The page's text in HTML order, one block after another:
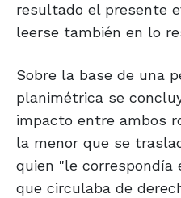
resultado el presente
leerse también en lo
Sobre la base de una
planimétrica se
impacto entre ambos
la menor que se
quien "le correspondía
que circulaba de